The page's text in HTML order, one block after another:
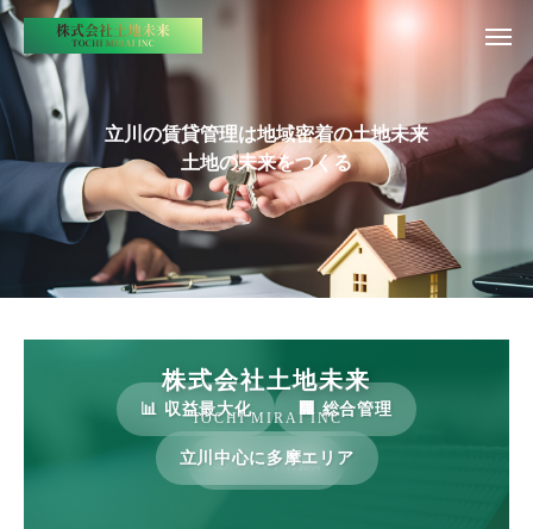
立川の賃貸管理は地域密着の土地未来
土地の未来をつくる
株式会社土地未来
TOCHI MIRAI INC
立川中心に多摩エリア
📊 収益最大化 🏢 総合管理
💰 コスト削減